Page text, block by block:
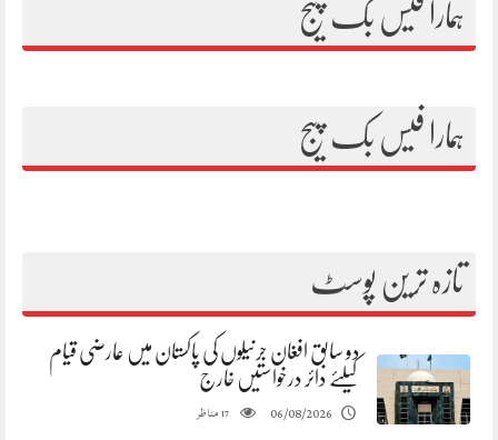
ہمارا فیس بک پیج
ہمارا فیس بک پیج
تازہ ترین پوسٹ
دو سابق افغان جرنیلوں کی پاکستان میں عارضی قیام
کیلئے دائر درخواستیں خارج
06/08/2026
17مناظر